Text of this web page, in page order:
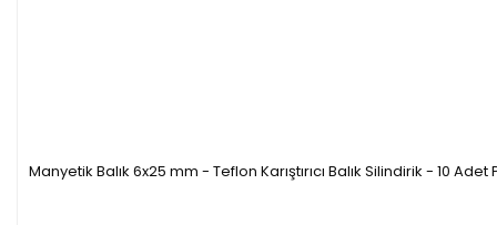
Manyetik Balık 6x25 mm - Teflon Karıştırıcı Balık Silindirik - 10 Adet